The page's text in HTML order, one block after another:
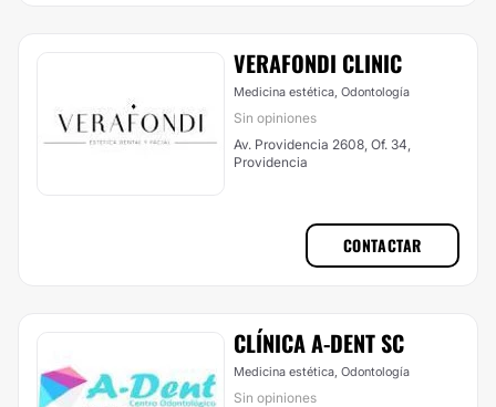
VERAFONDI CLINIC
Medicina estética, Odontología
Sin opiniones
Av. Providencia 2608, Of. 34,
Providencia
CONTACTAR
CLÍNICA A-DENT SC
Medicina estética, Odontología
Sin opiniones